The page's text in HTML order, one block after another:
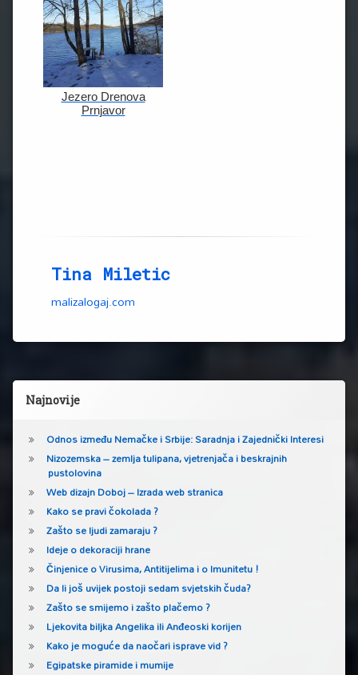
Jezero Drenova
Prnjavor
Tina Miletic
malizalogaj.com
Lijeva bočna traka
Najnovije
Odnos između Nemačke i Srbije: Saradnja i Zajednički Interesi
Nizozemska – zemlja tulipana, vjetrenjača i beskrajnih
pustolovina
Web dizajn Doboj – Izrada web stranica
Kako se pravi čokolada ?
Zašto se ljudi zamaraju ?
Ideje o dekoraciji hrane
Činjenice o Virusima, Antitijelima i o Imunitetu !
Da li još uvijek postoji sedam svjetskih čuda?
Zašto se smijemo i zašto plačemo ?
Ljekovita biljka Angelika ili Anđeoski korijen
Kako je moguće da naočari isprave vid ?
Egipatske piramide i mumije